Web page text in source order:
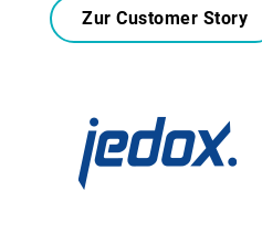
Zur Customer Story